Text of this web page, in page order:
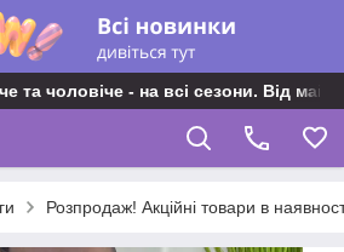
та чоловіче - на всі сезони. Від
Розпродаж! Акційні товари в